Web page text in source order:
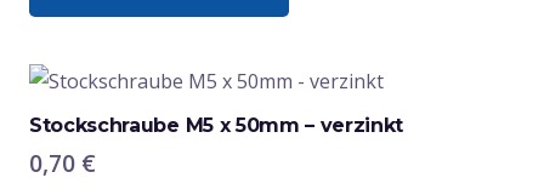
Stockschraube M5 x 50mm – verzinkt
0,70 €